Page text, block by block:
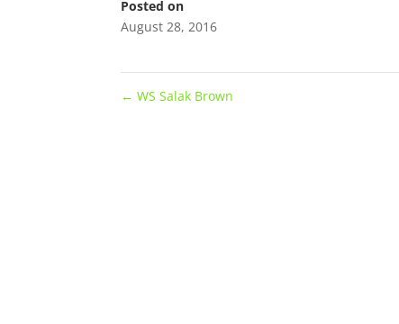
Posted on
August 28, 2016
← WS Salak Brown